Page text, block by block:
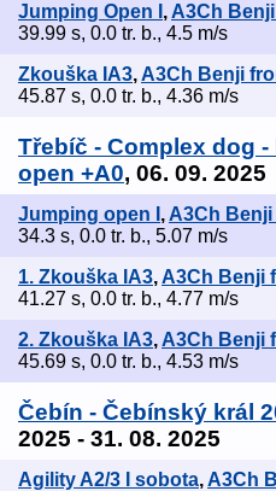
Jumping Open I , A3Ch
39.99 s, 0.0 tr. b., 4.5 m/s
Zkouška IA3,A3Ch Benji
45.87 s, 0.0 tr. b., 4.36 m/s
Třebíč - Complex dog
open +A0, 06. 09. 2025
Jumping open I , A3Ch
34.3 s, 0.0 tr. b., 5.07 m/s
1. Zkouška IA3,A3Ch Benji
41.27 s, 0.0 tr. b., 4.77 m/s
2. Zkouška IA3, A3Ch Benji
45.69 s, 0.0 tr. b., 4.53 m/s
Čebín - Čebínský král
2025 - 31. 08. 2025
Agility A2/3 I sobota,A3Ch